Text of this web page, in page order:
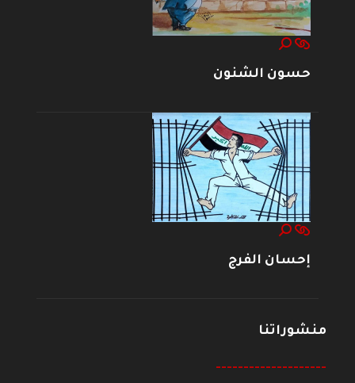
حسون الشنون
إحسان الفرج
منشوراتنا
--------------------